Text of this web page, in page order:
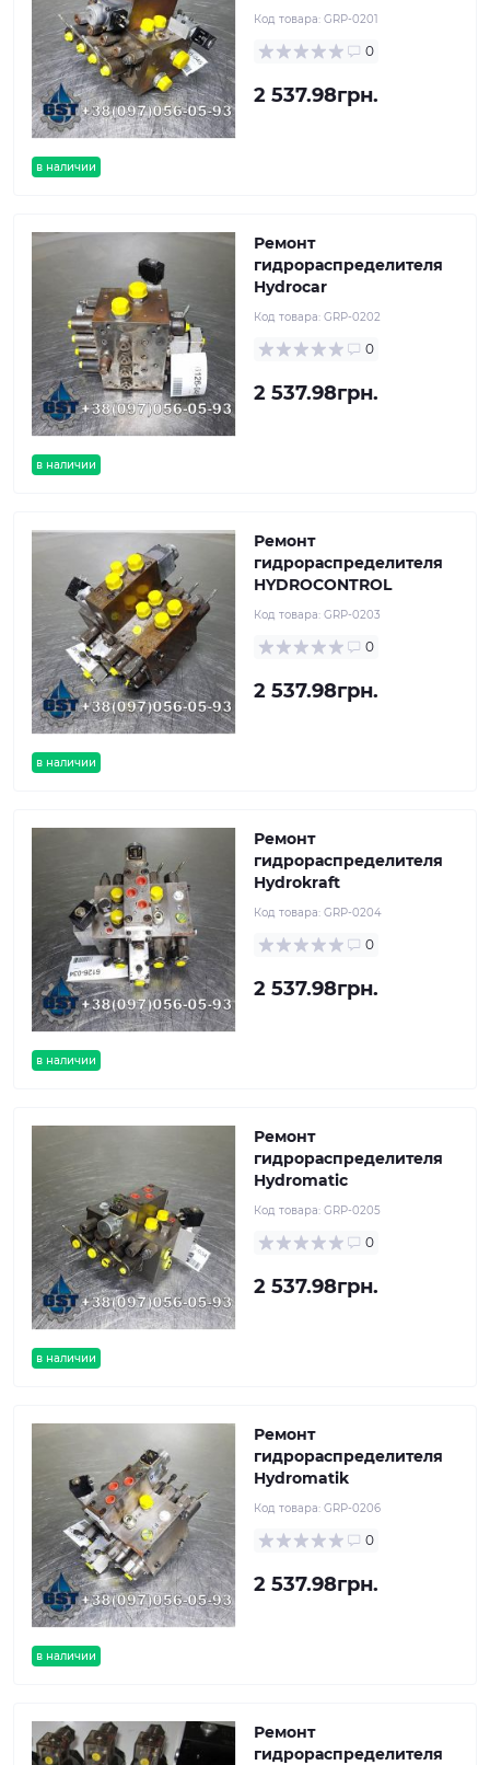
в наличии
Код товара: GRP-0201
0
2 537.98грн.
в наличии
Ремонт
гидрораспределителя
Hydrocar
Код товара: GRP-0202
0
2 537.98грн.
в наличии
Ремонт
гидрораспределителя
HYDROCONTROL
Код товара: GRP-0203
0
2 537.98грн.
в наличии
Ремонт
гидрораспределителя
Hydrokraft
Код товара: GRP-0204
0
2 537.98грн.
в наличии
Ремонт
гидрораспределителя
Hydromatic
Код товара: GRP-0205
0
2 537.98грн.
в наличии
Ремонт
гидрораспределителя
Hydromatik
Код товара: GRP-0206
0
2 537.98грн.
Ремонт
гидрораспределителя